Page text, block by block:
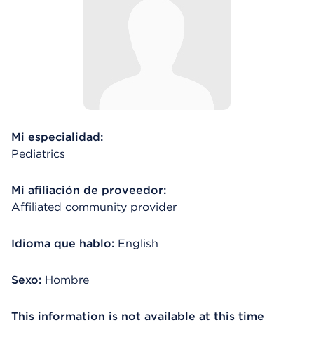
Mi especialidad:
Pediatrics
Mi afiliación de proveedor:
Affiliated community provider
Idioma que hablo: English
Sexo: Hombre
This information is not available at this time